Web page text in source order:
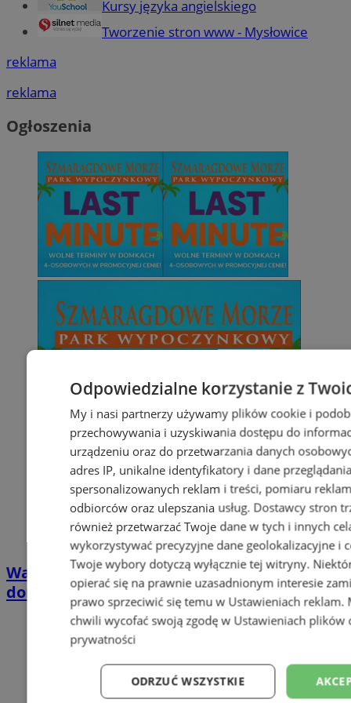
Kursy języka angielskiego
Tworzenie stron www - Mysłowice
reklama
reklama
Ogłoszenia
Wakacyjny wypoczynek nad Bałtykiem w
domkach Szmaragdowe Morze
Odpowiedzialne korzystanie z
My i nasi partnerzy używamy plików cookie i
przechowywania i uzyskiwania dostępu do
urządzeniu oraz do przetwarzania danych
adres IP, unikalne identyfikatory i dane
spersonalizowanych reklam i treści, pomiaru
odbiorców oraz ulepszania usług. Dostawcy stron
również przetwarzać Twoje dane w tych i innych
wykorzystywać precyzyjne dane geolokalizacyjne i
Twoje wybory dotyczą wyłącznie tej witryny.
opierać się na prawnie uzasadnionym interesie
prawo sprzeciwić się temu w Ustawieniach reklam.
chwili wycofać swoją zgodę w Ustawieniach plików
prywatności
ODRZUĆ WSZYSTKIE